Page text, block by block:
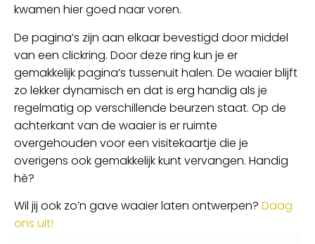
kwamen hier goed naar voren.
De pagina’s zijn aan elkaar bevestigd door middel
van een clickring. Door deze ring kun je er
gemakkelijk pagina’s tussenuit halen. De waaier blijft
zo lekker dynamisch en dat is erg handig als je
regelmatig op verschillende beurzen staat. Op de
achterkant van de waaier is er ruimte
overgehouden voor een visitekaartje die je
overigens ook gemakkelijk kunt vervangen. Handig
hè?
Wil jij ook zo’n gave waaier laten ontwerpen? Daag
ons uit!